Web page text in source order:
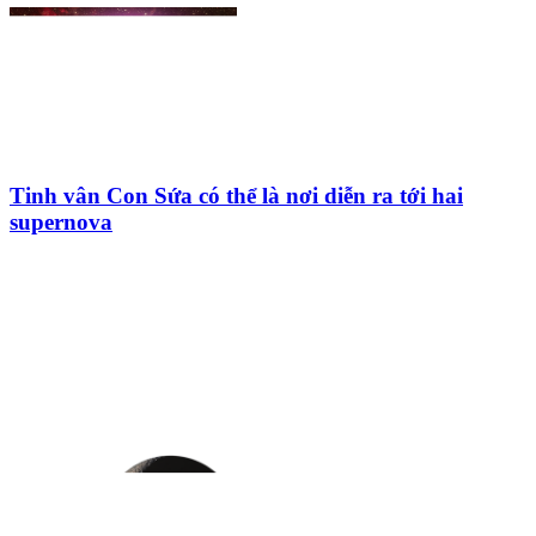
Tinh vân Con Sứa có thể là nơi diễn ra tới hai
supernova